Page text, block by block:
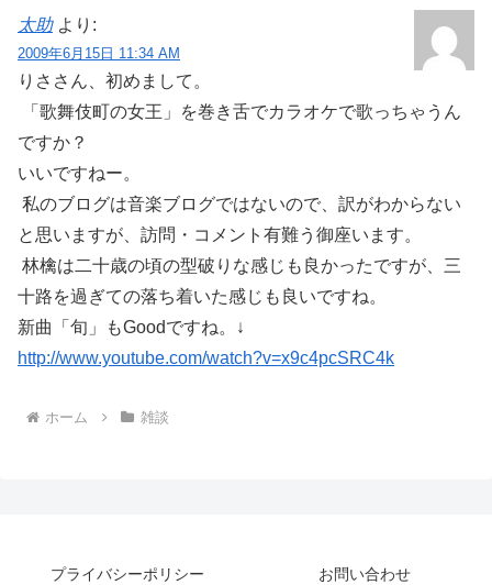
太助 より:
2009年6月15日 11:34 AM
りささん、初めまして。
「歌舞伎町の女王」を巻き舌でカラオケで歌っちゃうん
ですか？
いいですねー。
私のブログは音楽ブログではないので、訳がわからない
と思いますが、訪問・コメント有難う御座います。
林檎は二十歳の頃の型破りな感じも良かったですが、三
十路を過ぎての落ち着いた感じも良いですね。
新曲「旬」もGoodですね。↓
http://www.youtube.com/watch?v=x9c4pcSRC4k
ホーム 雑談
プライバシーポリシー お問い合わせ